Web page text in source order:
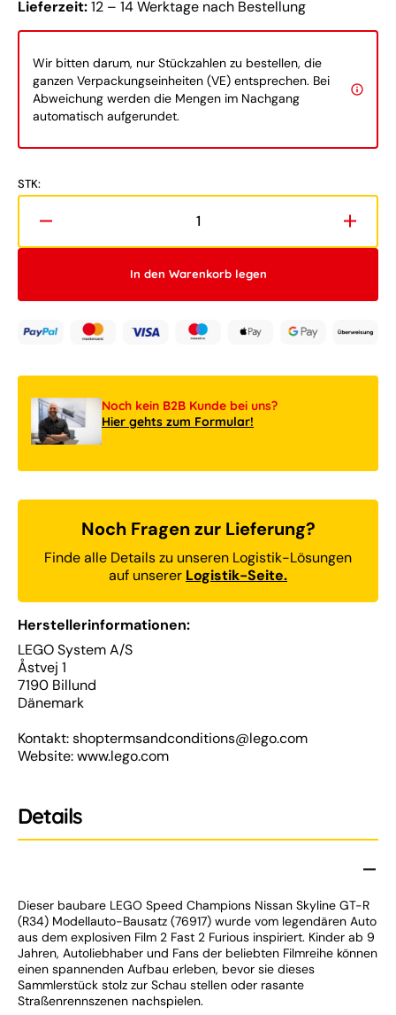
Details
Dieser baubare LEGO Speed Champions Nissan Skyline GT-R
(R34) Modellauto-Bausatz (76917) wurde vom legendären Auto
aus dem explosiven Film 2 Fast 2 Furious inspiriert. Kinder ab 9
Jahren, Autoliebhaber und Fans der beliebten Filmreihe können
einen spannenden Aufbau erleben, bevor sie dieses
Sammlerstück stolz zur Schau stellen oder rasante
Straßenrennszenen nachspielen.
Lieferzeit:12 – 14 Werktage nach Bestellung
Wir bitten darum, nur Stückzahlen zu bestellen, die
ganzen Verpackungseinheiten (VE) entsprechen. Bei
Abweichung werden die Mengen im Nachgang
automatisch aufgerundet.
STK:
die
LEGO®
Speed
Champions
2
Fast
2
Furious
Skyline
(R34)
die
2
In den Warenkorb legen
Noch kein B2B Kunde bei uns?
Hier gehts zum Formular!
Noch Fragen zur Lieferung?
Finde alle Details zu unseren Logistik-Lösungen
auf unserer Logistik-Seite.
Herstellerinformationen:
LEGO System A/S
Åstvej 1
7190 Billund
Dänemark
Kontakt: shoptermsandconditions@lego.com
Website: www.lego.com